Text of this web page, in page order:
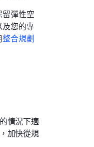
彈性空
您的專
整合規劃
情況下適
加快從規